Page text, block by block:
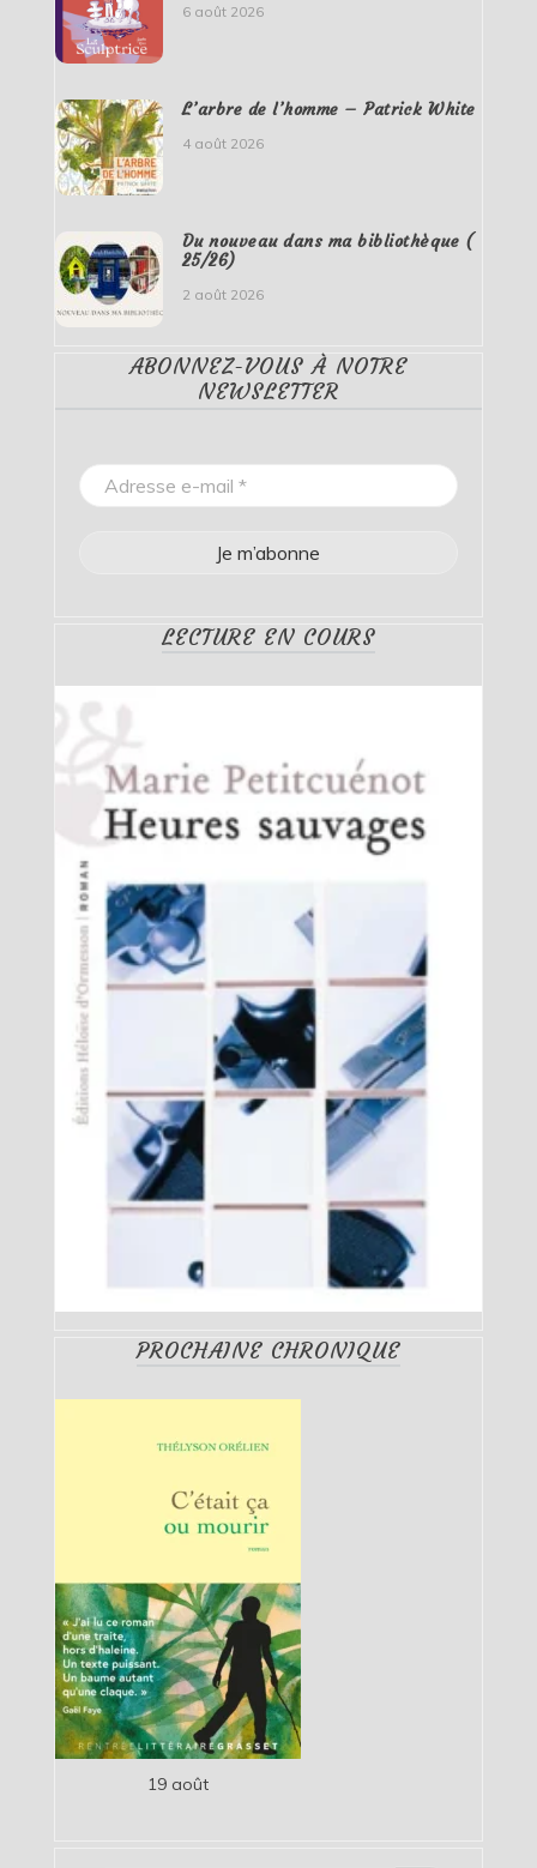
6 août 2026
L’arbre de l’homme – Patrick White
4 août 2026
Du nouveau dans ma bibliothèque (
25/26)
2 août 2026
ABONNEZ-VOUS À NOTRE
NEWSLETTER
LECTURE EN COURS
PROCHAINE CHRONIQUE
19 août